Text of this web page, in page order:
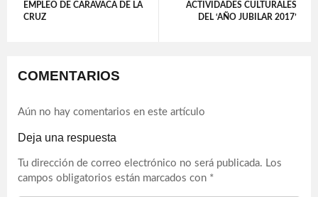
EMPLEO DE CARAVACA DE LA
CRUZ
ACTIVIDADES CULTURALES
DEL ‘AÑO JUBILAR 2017’
COMENTARIOS
Aún no hay comentarios en este artículo
Deja una respuesta
Tu dirección de correo electrónico no será publicada. Los
campos obligatorios están marcados con *